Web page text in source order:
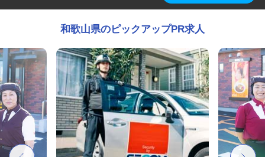
和歌山県のピックアップPR求人